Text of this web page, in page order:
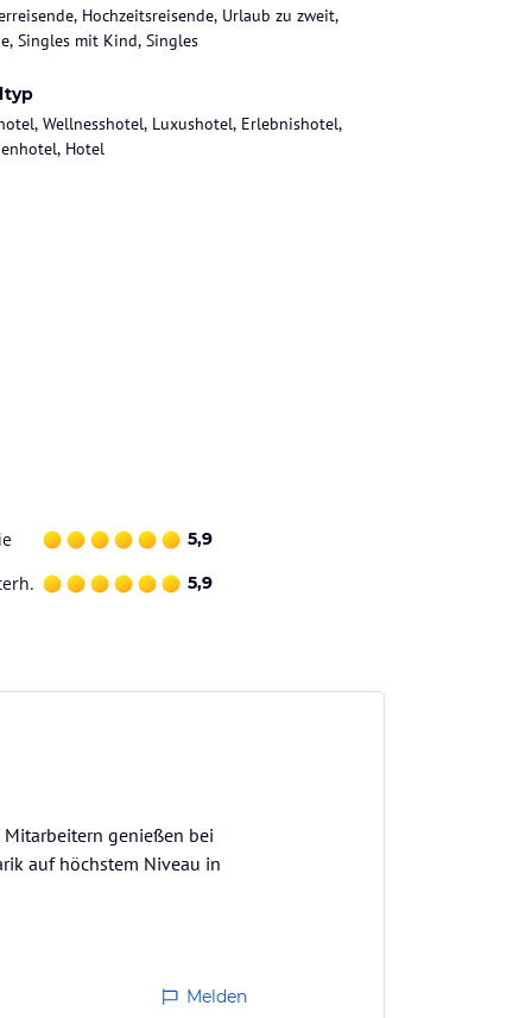
Hochzeitsreisende, Urlaub zu zweit,
Singles mit Kind, Singles
Wellnesshotel, Luxushotel, Erlebnishotel,
Hotel
5,9
5,9
genießen bei
auf höchstem Niveau in
Melden